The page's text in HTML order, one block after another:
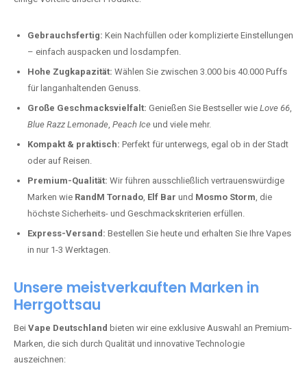
Gebrauchsfertig: Kein Nachfüllen oder komplizierte Einstellungen
– einfach auspacken und losdampfen.
Hohe Zugkapazität: Wählen Sie zwischen 3.000 bis 40.000 Puffs
für langanhaltenden Genuss.
Große Geschmacksvielfalt: Genießen Sie Bestseller wie Love 66,
Blue Razz Lemonade, Peach Ice und viele mehr.
Kompakt & praktisch: Perfekt für unterwegs, egal ob in der Stadt
oder auf Reisen.
Premium-Qualität: Wir führen ausschließlich vertrauenswürdige
Marken wie RandM Tornado, Elf Bar und Mosmo Storm, die
höchste Sicherheits- und Geschmackskriterien erfüllen.
Express-Versand: Bestellen Sie heute und erhalten Sie Ihre Vapes
in nur 1-3 Werktagen.
Unsere meistverkauften Marken in
Herrgottsau
Bei Vape Deutschland bieten wir eine exklusive Auswahl an Premium-
Marken, die sich durch Qualität und innovative Technologie
auszeichnen: